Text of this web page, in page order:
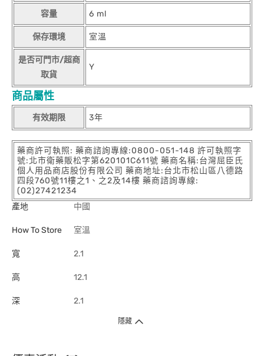
容量 6 ml
保存環境 室溫
是否可門市/超商
取貨
Y
商品屬性
有效期限 3年
藥商許可執照: 藥商諮詢專線:0800-051-148 許可執照字
號:北市衛藥販松字第620101C611號 藥商名稱:台灣屈臣氏
個人用品商店股份有限公司 藥商地址:台北市松山區八德路
四段760號11樓之1、之2及14樓 藥商諮詢專線:
(02)27421234
產地
中國
How To Store 室溫
寬 2.1
高 12.1
深 2.1
隱藏